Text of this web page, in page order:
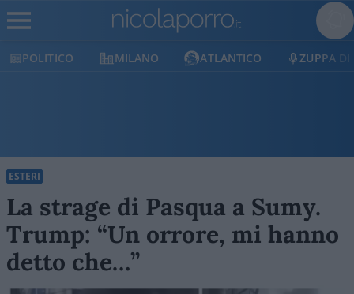
POLITICO MILANO ATLANTICO ZUPPA DI
ESTERI
La strage di Pasqua a Sumy.
Trump: “Un orrore, mi hanno
detto che…”